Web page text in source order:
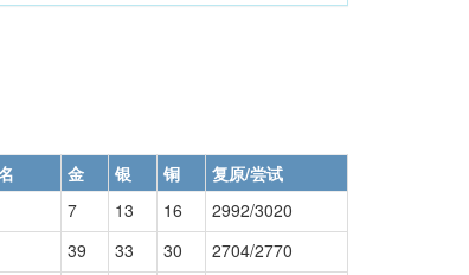
金 银 铜
复原/尝试
7 13 16
2992/3020
39 33 30
2704/2770